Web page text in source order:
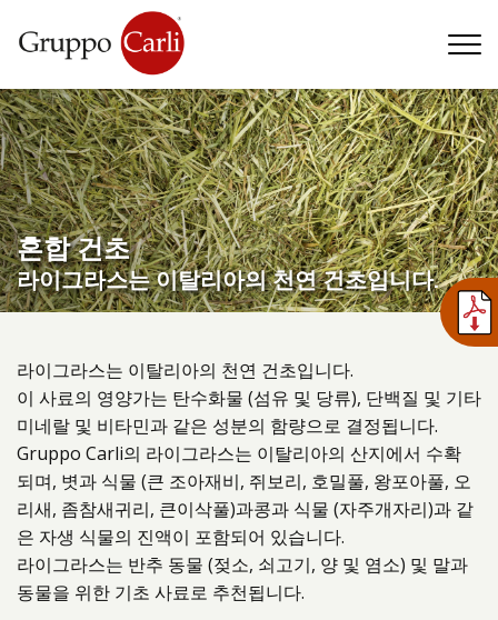
동물
제품소개
T—info@gruppocarli.com
혼합 건초
라이그라스는 이탈리아의 천연 건초입니다.
라이그라스는 이탈리아의 천연 건초입니다.
이 사료의 영양가는 탄수화물 (섬유 및 당류), 단백질 및 기타
미네랄 및 비타민과 같은 성분의 함량으로 결정됩니다.
Gruppo Carli의 라이그라스는 이탈리아의 산지에서 수확
되며, 볏과 식물 (큰 조아재비, 쥐보리, 호밀풀, 왕포아풀, 오
리새, 좀참새귀리, 큰이삭풀)과콩과 식물 (자주개자리)과 같
은 자생 식물의 진액이 포함되어 있습니다.
라이그라스는 반추 동물 (젖소, 쇠고기, 양 및 염소) 및 말과
동물을 위한 기초 사료로 추천됩니다.